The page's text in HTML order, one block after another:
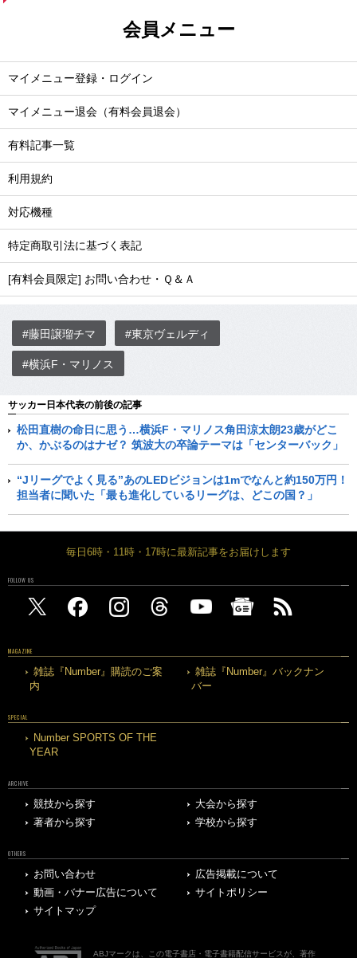
会員メニュー
マイメニュー登録・ログイン
マイメニュー退会（有料会員退会）
有料記事一覧
利用規約
対応機種
特定商取引法に基づく表記
[有料会員限定] お問い合わせ・Ｑ＆Ａ
#藤田譲瑠チマ #東京ヴェルディ
#横浜F・マリノス
サッカー日本代表の前後の記事
松田直樹の命日に思う…横浜F・マリノス角田涼太朗23歳がどこ
か、かぶるのはナゼ？ 筑波大の卒論テーマは「センターバック」
“Jリーグでよく見る”あのLEDビジョンは1mでなんと約150万円！
担当者に聞いた「最も進化しているリーグは、どこの国？」
毎日6時・11時・17時に最新記事をお届けします
FOLLOW US
MAGAZINE
雑誌『Number』購読のご案
内
雑誌『Number』バックナン
バー
SPECIAL
Number SPORTS OF THE
YEAR
ARCHIVE
競技から探す
大会から探す
著者から探す
学校から探す
OTHERS
お問い合わせ
広告掲載について
動画・バナー広告について
サイトポリシー
サイトマップ
ABJマークは、この電子書店・電子書籍配信サービスが、著作